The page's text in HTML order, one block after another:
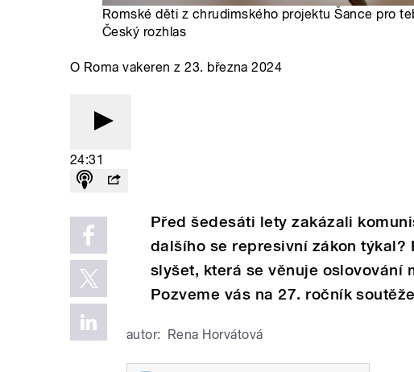
Romské děti z chrudimského projektu Šance pro
Český rozhlas
O Roma vakeren z 23. března 2024
24:31
Před šedesáti lety zakázali
dalšího se represivní zákon
slyšet, která se věnuje oslovování
Pozveme vás na 27. ročník
autor: Rena Horvátová